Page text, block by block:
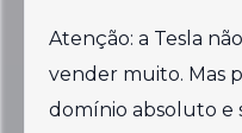
Atenção: a Tesla
vender muito. Mas
domínio absoluto e